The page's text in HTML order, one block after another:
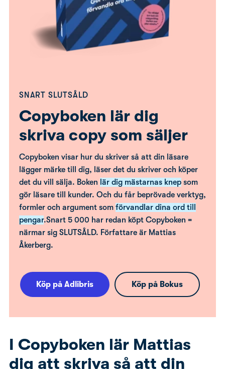
SNART SLUTSÅLD
Copyboken lär dig
skriva copy som säljer
Copyboken visar hur du skriver så att din läsare
lägger märke till dig, läser det du skriver och köper
det du vill sälja. Boken lär dig mästarnas knep som
gör läsare till kunder. Och du får beprövade verktyg,
formler och argument som förvandlar dina ord till
pengar.Snart 5 000 har redan köpt Copyboken =
närmar sig SLUTSÅLD. Författare är Mattias
Åkerberg.
Köp på Adlibris Köp på Bokus
I Copyboken lär Mattias
dig att skriva så att din